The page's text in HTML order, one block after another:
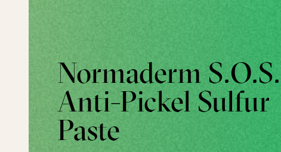
Normaderm S.O.S.
Anti-Pickel Sulfur
Paste